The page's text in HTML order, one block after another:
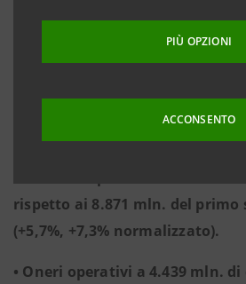
PIÙ OPZIONI
ACCONSENTO
euro, rispetto ai 4.187 mln. del
2006 (+18%, +15,3%
semestre 2006 (+15,4%,
rispetto ai 8.871 mln. del primo
(+5,7%, +7,3% normalizzato).
• Oneri operativi a 4.439 mln.